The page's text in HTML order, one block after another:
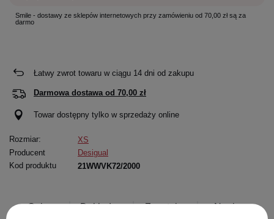
Smile - dostawy ze sklepów internetowych przy zamówieniu od 70,00 zł są za
darmo
Łatwy zwrot towaru w ciągu 14 dni od zakupu
Darmowa dostawa od 70,00 zł
Towar dostępny tylko w sprzedaży online
Rozmiar:
XS
Producent
Desigual
Kod produktu
21WWVK72/2000
Opis
Dokładne
Zapytaj o
Napisz